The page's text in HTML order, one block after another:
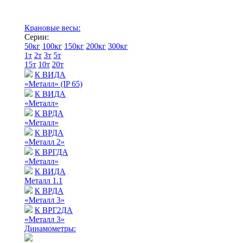
Крановые весы:
Серии:
50кг 100кг 150кг 200кг 300кг
1т 2т 3т 5т
15т 10т 20т
К ВИДА
«Металл» (IP 65)
К ВИДА
«Металл»
К ВРДА
«Металл»
К ВРДА
«Металл 2»
К ВРГДА
«Металл»
К ВИДА
Металл 1.1
К ВРДА
«Металл 3»
К ВРГ2ДА
«Металл 3»
Динамометры: